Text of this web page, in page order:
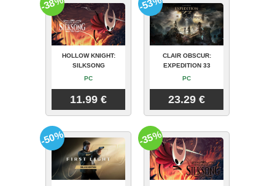
HOLLOW KNIGHT:
SILKSONG
PC
11.99 €
-38%
CLAIR OBSCUR:
EXPEDITION 33
PC
23.29 €
-53%
-50% -35%